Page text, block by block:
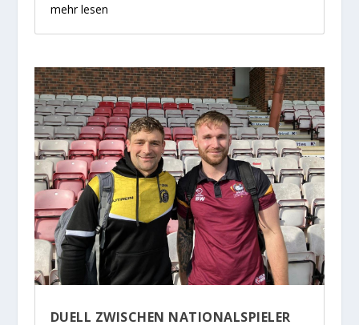
mehr lesen
DUELL ZWISCHEN NATIONALSPIELER